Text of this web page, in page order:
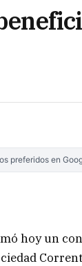
preferidos en
hoy un